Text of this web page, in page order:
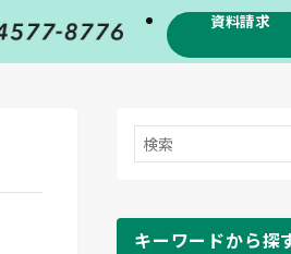
資料請求
検
索
キーワードから探